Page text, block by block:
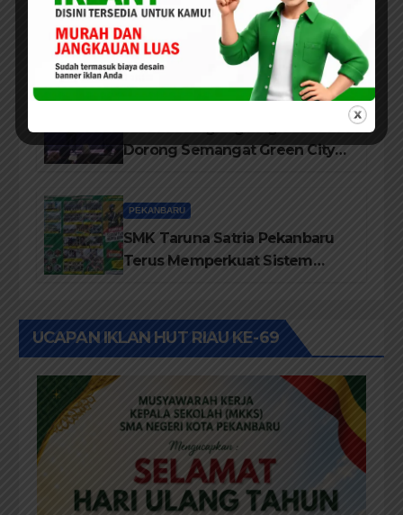
Jajaran Pengurus LAMR Kota
Pekanbaru Ucapkan Tahniah
Hari Jadi Provinsi Riau Ke-69
Tahun
PEKANBARU
Dorong Semangat Green City
PEKANBARU
SMK Taruna Satria Pekanbaru
Terus Memperkuat Sistem
UCAPAN IKLAN HUT RIAU KE-69